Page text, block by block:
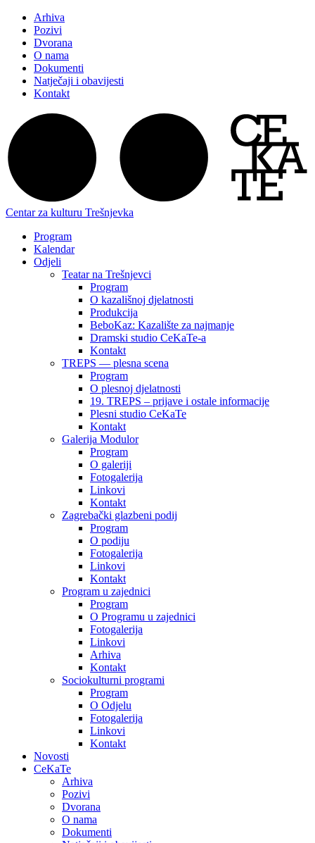
Arhiva
Pozivi
Dvorana
O nama
Dokumenti
Natječaji i obavijesti
Kontakt
Centar za kulturu Trešnjevka
Program
Kalendar
Odjeli
Teatar na Trešnjevci
Program
O kazališnoj djelatnosti
Produkcija
BeboKaz: Kazalište za najmanje
Dramski studio CeKaTe-a
Kontakt
TREPS — plesna scena
Program
O plesnoj djelatnosti
19. TREPS – prijave i ostale informacije
Plesni studio CeKaTe
Kontakt
Galerija Modulor
Program
O galeriji
Fotogalerija
Linkovi
Kontakt
Zagrebački glazbeni podij
Program
O podiju
Fotogalerija
Linkovi
Kontakt
Program u zajednici
Program
O Programu u zajednici
Fotogalerija
Linkovi
Arhiva
Kontakt
Sociokulturni programi
Program
O Odjelu
Fotogalerija
Linkovi
Kontakt
Novosti
CeKaTe
Arhiva
Pozivi
Dvorana
O nama
Dokumenti